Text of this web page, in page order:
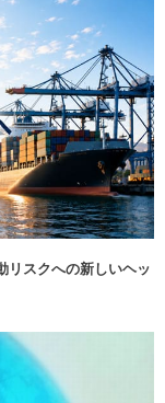
リスクへの新しいヘッ